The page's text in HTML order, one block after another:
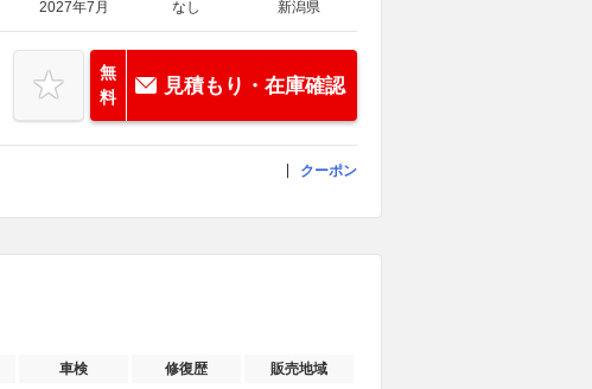
2027年7月 なし 新潟県
無
料
見積もり・在庫確認
クーポン
車検 修復歴 販売地域